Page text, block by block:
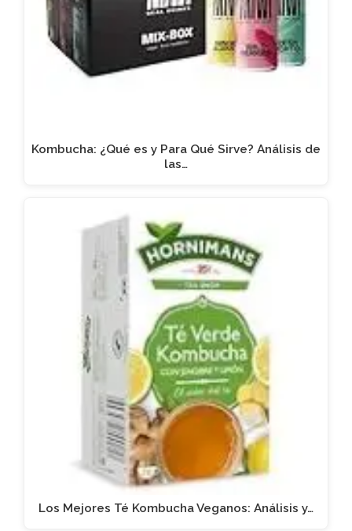
Kombucha: ¿Qué es y Para Qué Sirve? Análisis de
las…
Los Mejores Té Kombucha Veganos: Análisis y…